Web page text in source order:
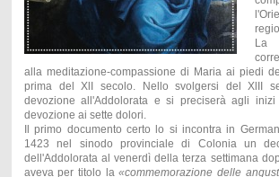
La
alla meditazione-compassione di Maria ai piedi
prima del XlI secolo. Nello svolgersi del XlII
devozione all'Addolorata e si preciserà agli
devozione ai sette dolori.
Il primo documento certo lo si incontra in
1423 nel sinodo provinciale di Colonia un
dell'Addolorata al venerdì della terza settimana
aveva per titolo la«commemorazione delle